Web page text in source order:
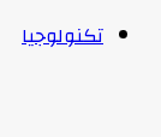
تكنولوجيا